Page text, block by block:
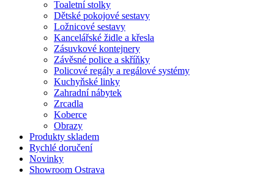
Toaletní stolky
Dětské pokojové sestavy
Ložnicové sestavy
Kancelářské židle a křesla
Zásuvkové kontejnery
Závěsné police a skříňky
Policové regály a regálové systémy
Kuchyňské linky
Zahradní nábytek
Zrcadla
Koberce
Obrazy
Produkty skladem
Rychlé doručení
Novinky
Showroom Ostrava